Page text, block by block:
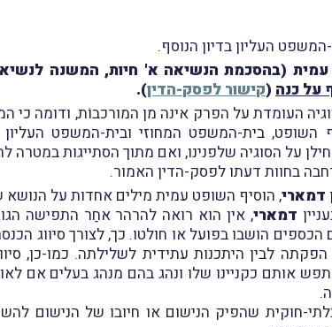
(בהסכמת הנשיאה א' חיות, המשנה
על כנה (קישור לפסק-הדין).
העומדת על הפרק אינה מן המורכבוֹת, ודומה כי
השופט, בית-המשפט המחוזי ובית-המשפט
על הסוגיה שלפנינו, ואם מתוך הסתייגות במטרה
בחוות דעתו לפסק-הדין האמור.
דמארי, הוסיף השופט עמית מילים אחדות על הנושא
דמארי, אין הוא רואה להרהר אחַר התפישה
הושבו בפועל או חולטו. כך, לצורך סיווג
לבין היתכנות עתידית לשלילתה. כמו-כן,
אותם כקניינו שלו ונהג בהם מנהג בעלים אם
חוקית שהפיק הנישום או חיובו של הנישום